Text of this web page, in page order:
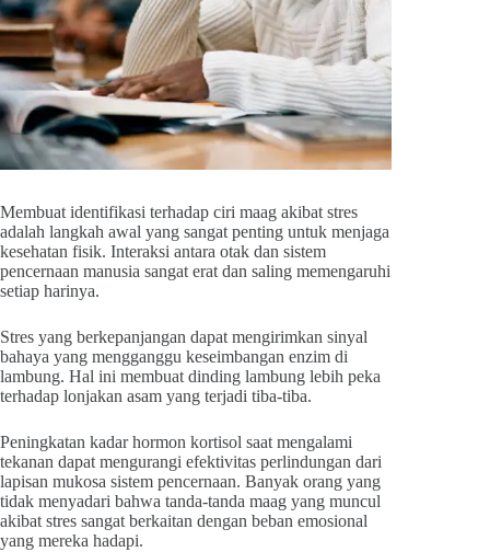
Membuat identifikasi terhadap ciri maag akibat stres
adalah langkah awal yang sangat penting untuk menjaga
kesehatan fisik. Interaksi antara otak dan sistem
pencernaan manusia sangat erat dan saling memengaruhi
setiap harinya.
Stres yang berkepanjangan dapat mengirimkan sinyal
bahaya yang mengganggu keseimbangan enzim di
lambung. Hal ini membuat dinding lambung lebih peka
terhadap lonjakan asam yang terjadi tiba-tiba.
Peningkatan kadar hormon kortisol saat mengalami
tekanan dapat mengurangi efektivitas perlindungan dari
lapisan mukosa sistem pencernaan. Banyak orang yang
tidak menyadari bahwa tanda-tanda maag yang muncul
akibat stres sangat berkaitan dengan beban emosional
yang mereka hadapi.